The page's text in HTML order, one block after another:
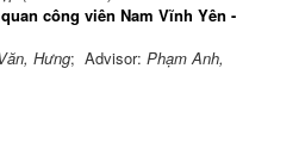
công viên Nam Vĩnh Yên -
Hưng; Advisor: Phạm Anh,